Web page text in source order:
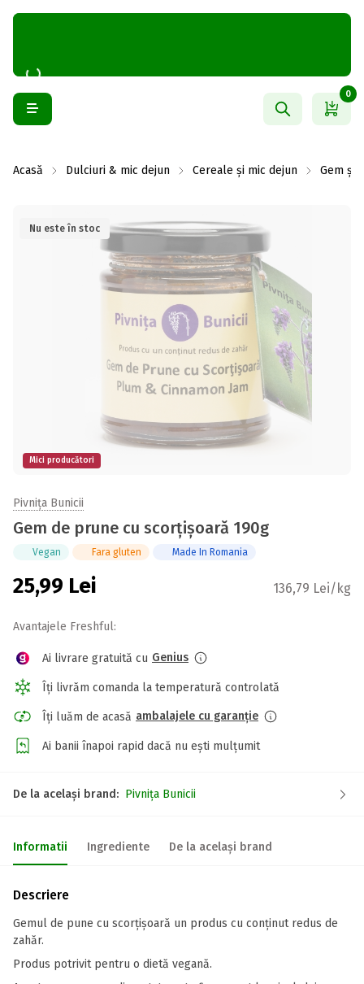
0
Acasă Dulciuri & mic dejun Cereale și mic dejun Gem și
Nu este în stoc
Mici producători
Pivnița Bunicii
Gem de prune cu scorțișoară 190g
Vegan Fara gluten Made In Romania
25,99 Lei 136,79 Lei/kg
Avantajele Freshful:
Ai livrare gratuită cu Genius
Îți livrăm comanda la temperatură controlată
Îți luăm de acasă ambalajele cu garanție
Ai banii înapoi rapid dacă nu ești mulțumit
De la același brand: Pivnița Bunicii
Informatii Ingrediente De la același brand
Descriere
Gemul de pune cu scorțișoară un produs cu conținut redus de
zahăr.
Produs potrivit pentru o dietă vegană.